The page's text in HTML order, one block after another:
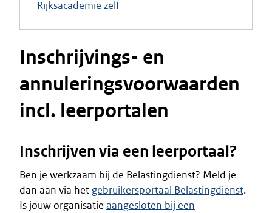
Rijksacademie zelf
Inschrijvings- en
annuleringsvoorwaarden
incl. leerportalen
Inschrijven via een leerportaal?
Ben je werkzaam bij de Belastingdienst? Meld je
dan aan via het gebruikersportaal Belastingdienst.
Is jouw organisatie aangesloten bij een